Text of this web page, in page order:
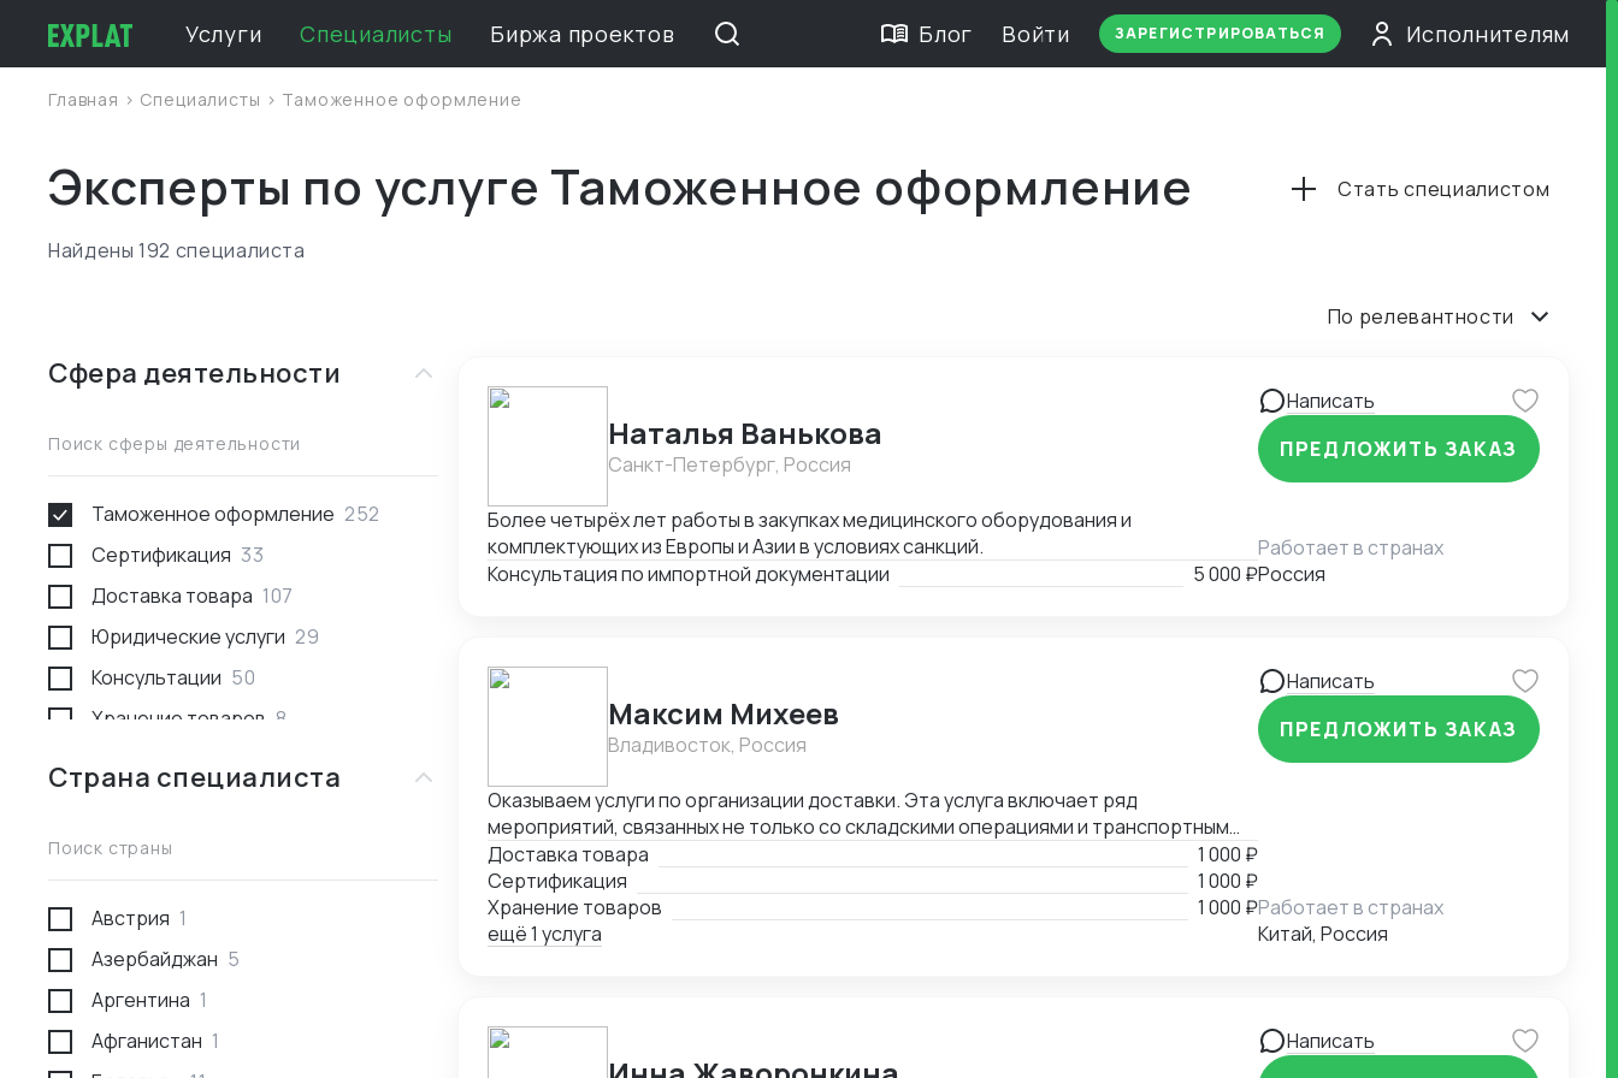
Услуги Специалисты Биржа проектов Блог Войти ЗАРЕГИСТРИРОВАТЬСЯ Исполнителям
Главная > Специалисты > Таможенное оформление
Эксперты по услуге Таможенное оформление Стать специалистом
Найдены 192 специалиста
По релевантности
Сфера деятельности
Поиск сферы деятельности
Таможенное оформление 252
Сертификация 33
Доставка товара 107
Юридические услуги 29
Консультации 50
Хранение товаров 8
Проведение переговоров
Сотрудники за границей 9
Разработка и производство
Проверка поставщика
Участие в выставках
Анализ рынка
Страна специалиста
Поиск страны
Австрия 1
Азербайджан 5
Аргентина 1
Афганистан 1
Наталья Ванькова
Санкт-Петербург, Россия
Более четырёх лет работы в закупках медицинского оборудования и
комплектующих из Европы и Азии в условиях санкций.
Консультация по импортной документации
5 000 ₽
Написать
ПРЕДЛОЖИТЬ ЗАКАЗ
Работает в странах
Россия
Максим Михеев
Владивосток, Россия
Оказываем услуги по организации доставки. Эта услуга включает ряд
мероприятий, связанных не только со складскими операциями и транспортным
сопровождением. В нее также входит таможенное оформление, помощь в
заполнении необходимой сопроводительной и разрешительной документации.
Доставка товара
1 000 ₽
Сертификация
1 000 ₽
Хранение товаров
1 000 ₽
ещё 1 услуга
Написать
ПРЕДЛОЖИТЬ ЗАКАЗ
Работает в странах
Китай, Россия
Написать